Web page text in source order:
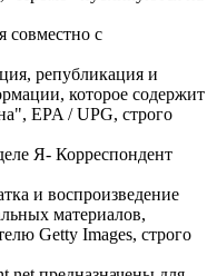
совместно с
републикация и
которое содержит
EPA / UPG, строго
Я- Корреспондент
и воспроизведение
материалов,
Getty Images, строго